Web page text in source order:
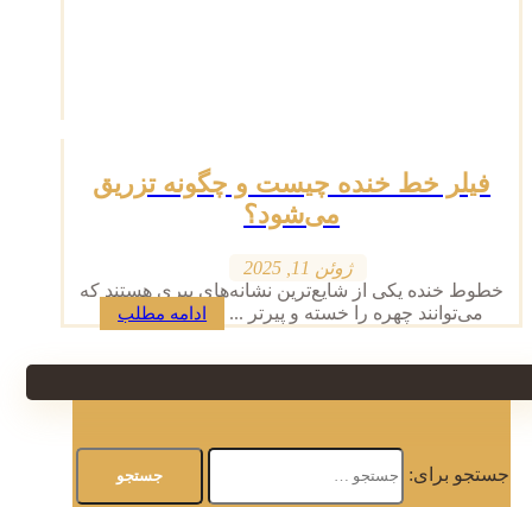
فیلر خط خنده چیست و چگونه تزریق
می‌شود؟
ژوئن 11, 2025
خطوط خنده یکی از شایع‌ترین نشانه‌های پیری هستند که
می‌توانند چهره را خسته و پیرتر ...
ادامه مطلب
جستجو برای: